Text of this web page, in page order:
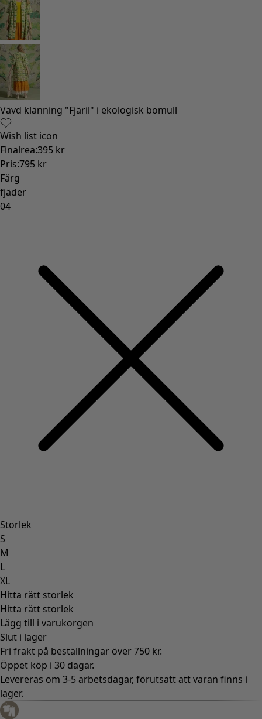
Vävd klänning "Fjäril" i ekologisk bomull
Wish list icon
Finalrea:395 kr
Pris:795 kr
Färg
fjäder
04
Storlek
S
M
L
XL
Hitta rätt storlek
Hitta rätt storlek
Lägg till i varukorgen
Slut i lager
Fri frakt på beställningar över 750 kr.
Öppet köp i 30 dagar.
Levereras om 3-5 arbetsdagar, förutsatt att varan finns i
lager.